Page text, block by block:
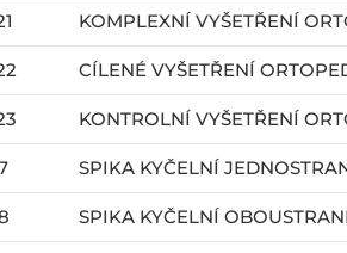
KOMPLEXNÍ VYŠETŘENÍ
CÍLENÉ VYŠETŘENÍ
KONTROLNÍ VYŠETŘENÍ
SPIKA KYČELNÍ
SPIKA KYČELNÍ